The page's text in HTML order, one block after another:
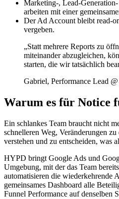
Marketing-, Lead-
arbeiten mit einer
Der Ad Account bleibt read-
vergeben.
„Statt mehrere Reports zu
miteinander abzugleichen,
starten, die wir tatsächlich
Gabriel, Performance Lead
Warum es für Notice
Ein schlankes Team braucht nicht
schnelleren Weg, Veränderungen
verstehen und zu entscheiden, was
HYPD bringt Google Ads und
Umgebung, mit der das Team
automatisieren die wiederkehrende
gemeinsames Dashboard alle
Funnel Performance auf denselben